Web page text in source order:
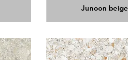
Junoon beige